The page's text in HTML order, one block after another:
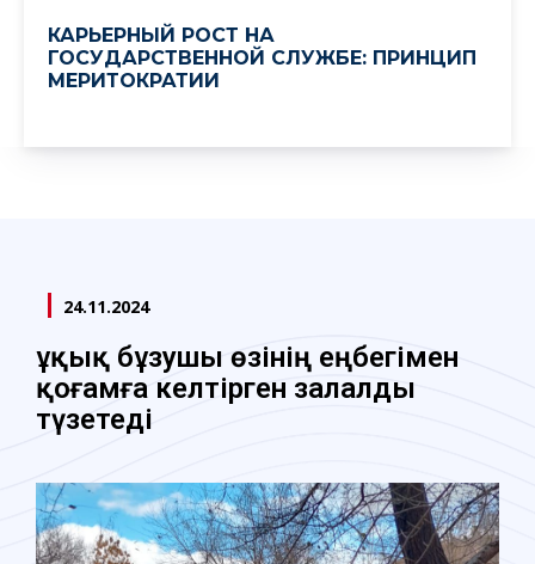
КАРЬЕРНЫЙ РОСТ НА
ГОСУДАРСТВЕННОЙ СЛУЖБЕ: ПРИНЦИП
МЕРИТОКРАТИИ